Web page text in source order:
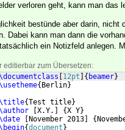
verloren geht, kann man das
bestünde aber darin, nicht
Dabei kann man dann die
ein Notizfeld anlegen.
editierbar zum Übersetzen:
12pt { beamer}
{ Berlin}
{Test title}
X.Y. {X Y}
November 2013 {
{document }